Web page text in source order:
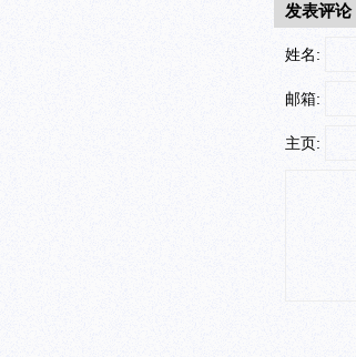
发表评论
姓名:
邮箱:
主页: